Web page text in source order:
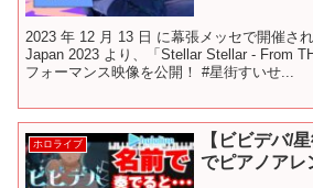
2023 年 12 月 13 日 に幕張メッセで開催さ
Japan 2023 より、「Stellar Stellar - From
フォーマンス映像を公開！ #星街すいせ...
ホロライブ
【ビビデバ/
でピアノアレ